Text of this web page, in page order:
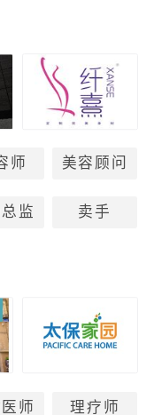
师 美容顾问
监 卖手
师 理疗师